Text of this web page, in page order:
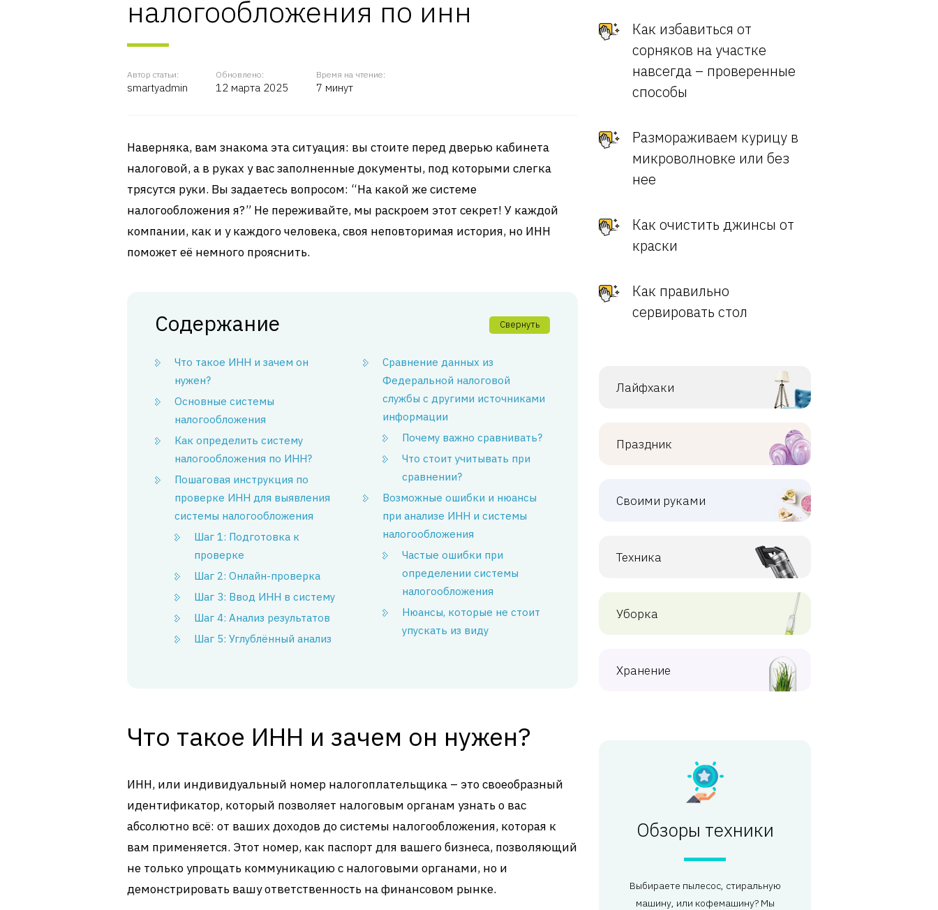
налогообложения по инн
Автор статьи:
smartyadmin
Обновлено:
12 марта 2025
Время на чтение:
7 минут
Наверняка, вам знакома эта ситуация: вы стоите перед дверью кабинета
налоговой, а в руках у вас заполненные документы, под которыми слегка
трясутся руки. Вы задаетесь вопросом: “На какой же системе
налогообложения я?” Не переживайте, мы раскроем этот секрет! У каждой
компании, как и у каждого человека, своя неповторимая история, но ИНН
поможет её немного прояснить.
Содержание Свернуть
Что такое ИНН и зачем он
нужен?
Основные системы
налогообложения
Как определить систему
налогообложения по ИНН?
Пошаговая инструкция по
проверке ИНН для выявления
системы налогообложения
Шаг 1: Подготовка к
проверке
Шаг 2: Онлайн-проверка
Шаг 3: Ввод ИНН в систему
Шаг 4: Анализ результатов
Шаг 5: Углублённый анализ
Сравнение данных из
Федеральной налоговой
службы с другими источниками
информации
Почему важно сравнивать?
Что стоит учитывать при
сравнении?
Возможные ошибки и нюансы
при анализе ИНН и системы
налогообложения
Частые ошибки при
определении системы
налогообложения
Нюансы, которые не стоит
упускать из виду
Что такое ИНН и зачем он нужен?
ИНН, или индивидуальный номер налогоплательщика – это своеобразный
идентификатор, который позволяет налоговым органам узнать о вас
абсолютно всё: от ваших доходов до системы налогообложения, которая к
вам применяется. Этот номер, как паспорт для вашего бизнеса, позволяющий
не только упрощать коммуникацию с налоговыми органами, но и
демонстрировать вашу ответственность на финансовом рынке.
Как избавиться от
сорняков на участке
навсегда – проверенные
способы
Размораживаем курицу в
микроволновке или без
нее
Как очистить джинсы от
краски
Как правильно
сервировать стол
Лайфхаки
Праздник
Своими руками
Техника
Уборка
Хранение
Обзоры техники
Выбираете пылесос, стиральную
машину, или кофемашину? Мы